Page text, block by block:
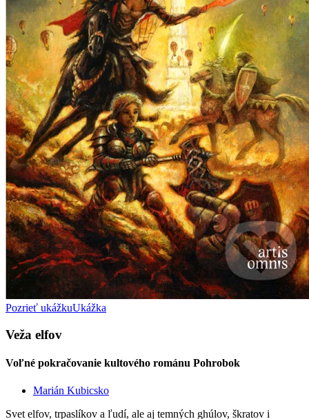
Pozrieť ukážkuUkážka
Veža elfov
Voľné pokračovanie kultového románu Pohrobok
Marián Kubicsko
Svet elfov, trpaslíkov a ľudí, ale aj temných ghúlov, škratov i